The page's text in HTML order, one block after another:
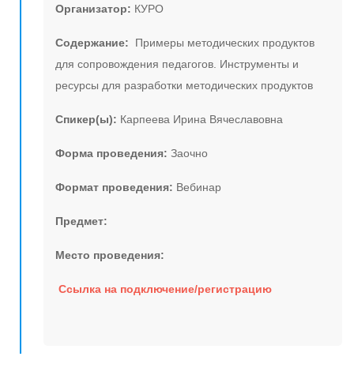
Организатор: КУРО
Содержание:
Примеры методических продуктов
для сопровождения педагогов. Инструменты и
ресурсы для разработки методических продуктов
Спикер(ы): Карпеева Ирина Вячеславовна
Форма проведения: Заочно
Формат проведения: Вебинар
Предмет:
Место проведения:
Ссылка на подключение/регистрацию